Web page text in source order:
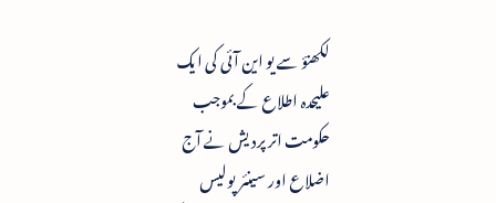
لکھنؤ سے یو این آئی کی ایک
علیحدہ اطلاع کے بموجب
حکومت اتر پردیش نے آج
اضلاع اور سینئر پولیس